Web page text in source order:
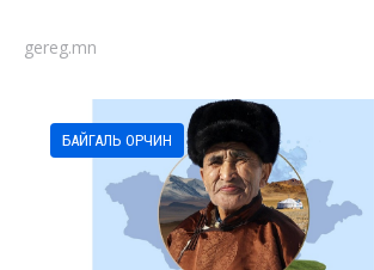
gereg.mn
БАЙГАЛЬ ОРЧИН